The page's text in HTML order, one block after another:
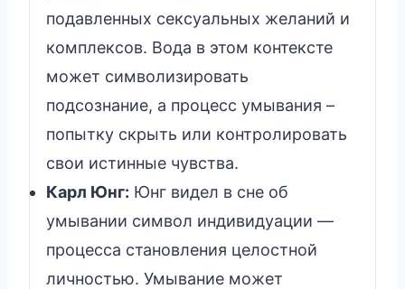
подавленных сексуальных желаний и
комплексов. Вода в этом контексте
может символизировать
подсознание, а процесс умывания –
попытку скрыть или контролировать
свои истинные чувства.
Карл Юнг: Юнг видел в сне об
умывании символ индивидуации —
процесса становления целостной
личностью. Умывание может